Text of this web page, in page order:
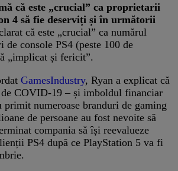
că este „crucial” ca proprietarii
4 să fie deserviți și în următorii
că este „crucial” ca numărul
de console PS4 (peste 100 de
„implicat și fericit”.
GamesIndustry, Ryan a explicat că
de COVID-19 – și imboldul financiar
primit numeroase branduri de gaming
de persoane au fost nevoite să
compania să își reevalueze
PS4 după ce PlayStation 5 va fi